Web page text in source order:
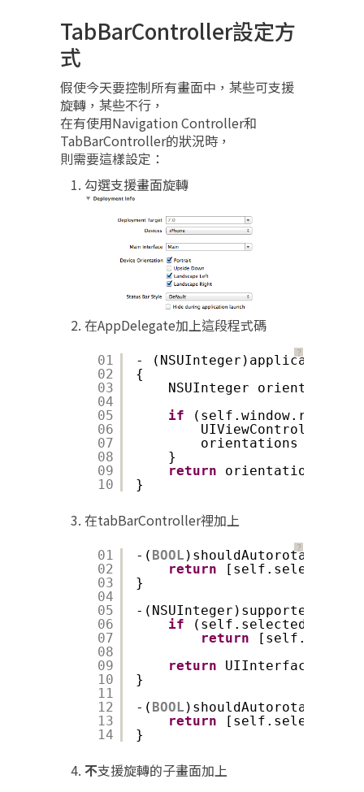
TabBarController設定方
式
假使今天要控制所有畫面中，某些可支援
旋轉，某些不行，
在有使用Navigation Controller和
TabBarController的狀況時，
則需要這樣設定：
勾選支援畫面旋轉
在AppDelegate加上這段程式碼
？
01
02
03
04
05
06
07
08
09
10
-
{
NSUInteger
if
UIViewController*
orientations =
}
return
orientations;
}
在tabBarController裡加上
？
01
02
03
04
05
06
07
08
09
10
11
12
13
14
-( BOOL
return
}
-
if
return
return
}
-( BOOL )shouldAutorotate{
return
}
不支援旋轉的子畫面加上